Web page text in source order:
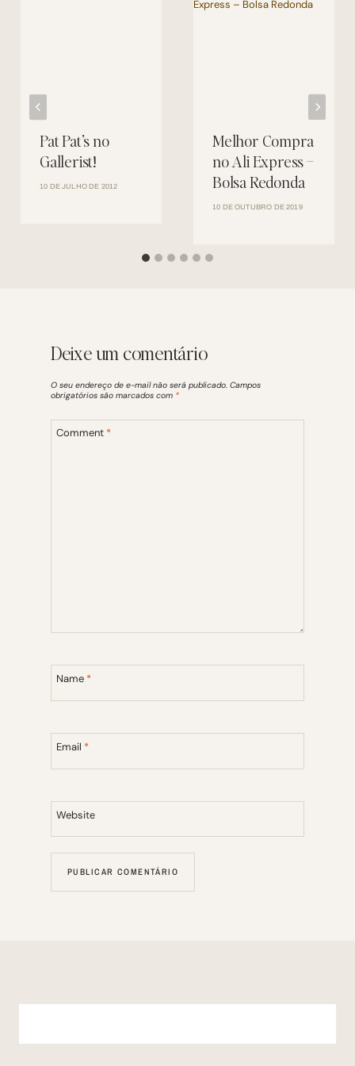
Pat Pat’s no
Gallerist!
10 DE JULHO DE 2012
Melhor Compra
no Ali Express –
Bolsa Redonda
10 DE OUTUBRO DE 2019
Deixe um comentário
O seu endereço de e-mail não será publicado. Campos
obrigatórios são marcados com *
Comment *
Name *
Email *
Website